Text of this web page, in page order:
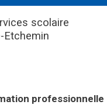
scolaire
Etchemin
professionnelle